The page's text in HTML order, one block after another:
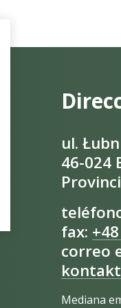
ul.
46-024
fax:
correo
Mediana